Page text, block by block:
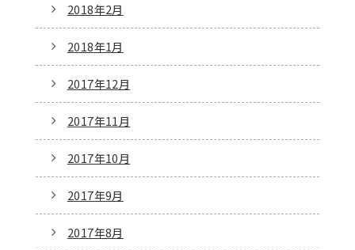
2018年2月
2018年1月
2017年12月
2017年11月
2017年10月
2017年9月
2017年8月